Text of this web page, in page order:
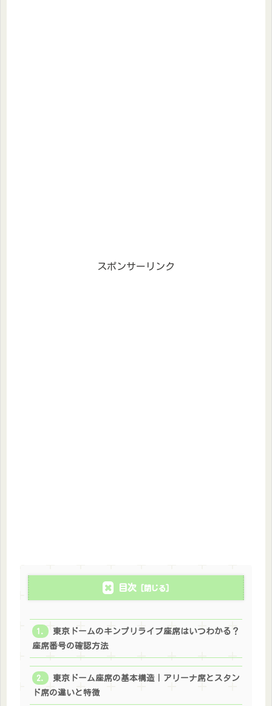
スポンサーリンク
目次
東京ドームのキンプリライブ座席はいつわかる？
座席番号の確認方法
東京ドーム座席の基本構造｜アリーナ席とスタン
ド席の違いと特徴